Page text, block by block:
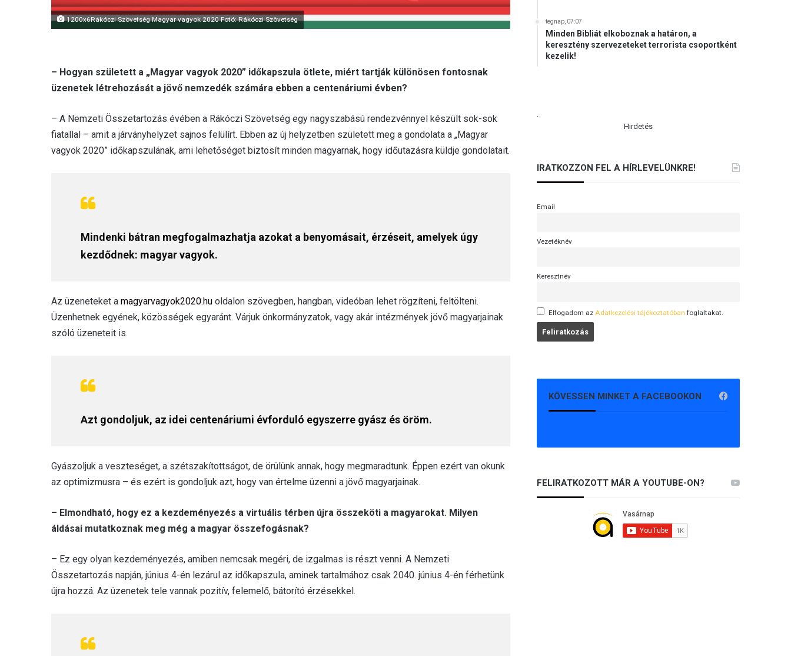
1200x6Rákóczi Szövetség Magyar vagyok 2020 Fotó: Rákóczi Szövetség
– Hogyan született a „Magyar vagyok 2020” időkapszula ötlete, miért tartják különösen fontosnak
üzenetek létrehozását a jövő nemzedék számára ebben a centenáriumi évben?
– A Nemzeti Összetartozás évében a Rákóczi Szövetség egy nagyszabású rendezvénnyel készült sok-sok
fiatallal – amit a járványhelyzet sajnos felülírt. Ebben az új helyzetben született meg a gondolata a „Magyar
vagyok 2020” időkapszulának, ami lehetőséget biztosít minden magyarnak, hogy időutazásra küldje gondolatait.
Mindenki bátran megfogalmazhatja azokat a benyomásait, érzéseit, amelyek úgy
kezdődnek: magyar vagyok.
Az üzeneteket a magyarvagyok2020.hu oldalon szövegben, hangban, videóban lehet rögzíteni, feltölteni.
Üzenhetnek egyének, közösségek egyaránt. Várjuk önkormányzatok, vagy akár intézmények jövő magyarjainak
szóló üzeneteit is.
Azt gondoljuk, az idei centenáriumi évforduló egyszerre gyász és öröm.
Gyászoljuk a veszteséget, a szétszakítottságot, de örülünk annak, hogy megmaradtunk. Éppen ezért van okunk
az optimizmusra – és ezért is gondoljuk azt, hogy van értelme üzenni a jövő magyarjainak.
– Elmondható, hogy ez a kezdeményezés a virtuális térben újra összeköti a magyarokat. Milyen
áldásai mutatkoznak meg még a magyar összefogásnak?
– Ez egy olyan kezdeményezés, amiben nemcsak megéri, de izgalmas is részt venni. A Nemzeti
Összetartozás napján, június 4-én lezárul az időkapszula, aminek tartalmához csak 2040. június 4-én férhetünk
újra hozzá. Az üzenetek tele vannak pozitív, felemelő, bátorító érzésekkel.
tegnap, 07:07
Minden Bibliát elkoboznak a határon, a
keresztény szervezeteket terrorista csoportként
kezelik!
.
Hirdetés
IRATKOZZON FEL A HÍRLEVELÜNKRE!
Email
Vezetéknév
Keresztnév
Elfogadom az Adatkezelési tájékoztatóban foglaltakat.
KÖVESSEN MINKET A FACEBOOKON
FELIRATKOZOTT MÁR A YOUTUBE-ON?